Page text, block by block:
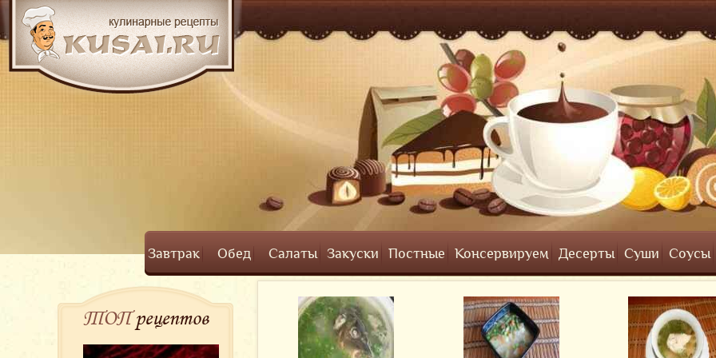
Завтрак Обед Салаты Закуски Постные Консервируем Десерты Суши Соусы
ТОПрецептов